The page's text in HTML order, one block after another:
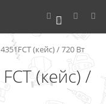
0
(кейс) / 720 Вт
(кейс) /